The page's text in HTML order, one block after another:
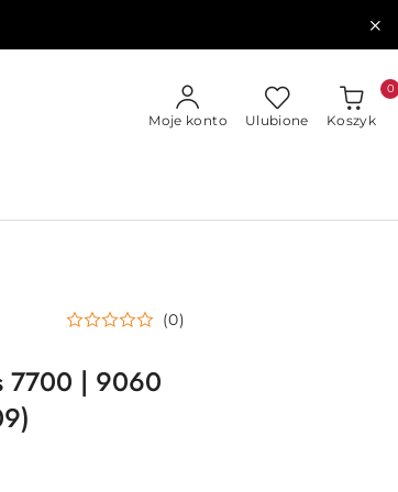
Moje konto Ulubione Koszyk
0
(0)
7700 | 9060